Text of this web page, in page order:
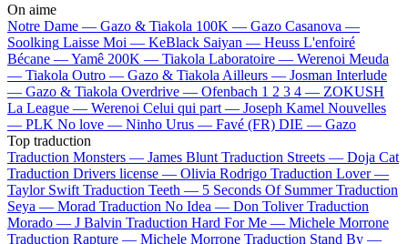
On aime
Notre Dame — Gazo & Tiakola 100K — Gazo Casanova —
Soolking Laisse Moi — KeBlack Saiyan — Heuss L'enfoiré
Bécane —Yamê 200K — Tiakola Laboratoire — Werenoi Meuda
— Tiakola Outro — Gazo & Tiakola Ailleurs — Josman Interlude
— Gazo & Tiakola Overdrive — Ofenbach 1 2 3 4 — ZOKUSH
La League — Werenoi Celui qui part — Joseph Kamel Nouvelles
— PLK No love — Ninho Urus — Favé (FR) DIE — Gazo
Top traduction
Traduction Monsters — James Blunt Traduction Streets — Doja Cat
Traduction Drivers license — Olivia Rodrigo Traduction Lover —
Taylor Swift Traduction Teeth — 5 Seconds Of Summer Traduction
Seya — Morad Traduction No Idea — Don Toliver Traduction
Morado — J Balvin Traduction Hard For Me — Michele Morrone
Traduction Rapture — Michele Morrone Traduction Stand By —